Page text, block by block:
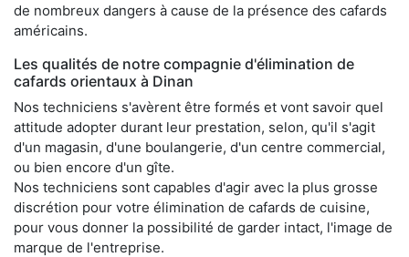
de nombreux dangers à cause de la présence des cafards
américains.
Les qualités de notre compagnie d'élimination de
cafards orientaux à Dinan
Nos techniciens s'avèrent être formés et vont savoir quel
attitude adopter durant leur prestation, selon, qu'il s'agit
d'un magasin, d'une boulangerie, d'un centre commercial,
ou bien encore d'un gîte.
Nos techniciens sont capables d'agir avec la plus grosse
discrétion pour votre élimination de cafards de cuisine,
pour vous donner la possibilité de garder intact, l'image de
marque de l'entreprise.